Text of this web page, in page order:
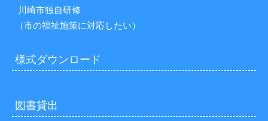
川崎市独自研修
（市の福祉施策に対応したい）
様式ダウンロード
図書貸出